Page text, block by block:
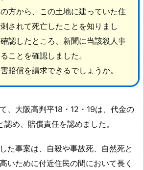
方から、この土地に建っていた住
されて死亡したことを知りまし
認したところ、新聞に当該殺人事
ことを確認しました。
賠償を請求できるでしょうか。
、大阪高判平18・12・19は、代金の
め、賠償責任を認めました。
た事案は、自殺や事故死、自然死と
いために付近住民の間において長く